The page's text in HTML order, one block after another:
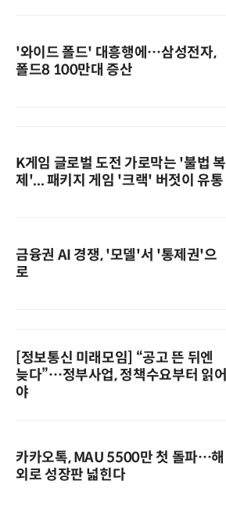
'와이드 폴드' 대흥행에…삼성전자,
폴드8 100만대 증산
K게임 글로벌 도전 가로막는 '불법 복
제'... 패키지 게임 '크랙' 버젓이 유통
금융권 AI 경쟁, '모델'서 '통제권'으
로
[정보통신 미래모임] “공고 뜬 뒤엔
늦다”…정부사업, 정책수요부터 읽어
야
카카오톡, MAU 5500만 첫 돌파…해
외로 성장판 넓힌다